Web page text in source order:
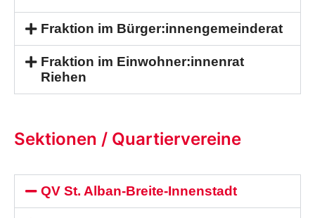
Fraktion im Bürger:innengemeinderat
Fraktion im Einwohner:innenrat
Riehen
Sektionen / Quartiervereine
QV St. Alban-Breite-Innenstadt